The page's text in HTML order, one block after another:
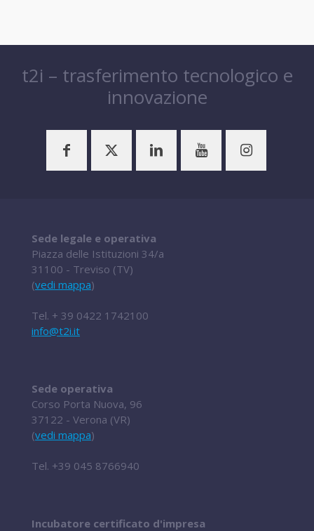
t2i – trasferimento tecnologico e
innovazione
Sede legale e operativa
Piazza delle Istituzioni 34/a
31100 - Treviso (TV)
(vedi mappa)
Tel. + 39 0422 1742100
info@t2i.it
Sede operativa
Corso Porta Nuova, 96
37122 - Verona (VR)
(vedi mappa)
Tel. +39 045 8766940
Incubatore certificato d'impresa